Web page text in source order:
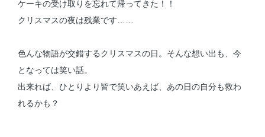
ケーキの受け取りを忘れて帰ってきた！！
クリスマスの夜は残業です……
色んな物語が交錯するクリスマスの日。そんな想い出も、今
となっては笑い話。
出来れば、ひとりより皆で笑いあえば、あの日の自分も救わ
れるかも？